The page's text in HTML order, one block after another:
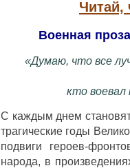
Читай,
Военная
«Думаю, что все
кто воевал
С каждым днем
трагические годы
подвиги героев-
народа, в